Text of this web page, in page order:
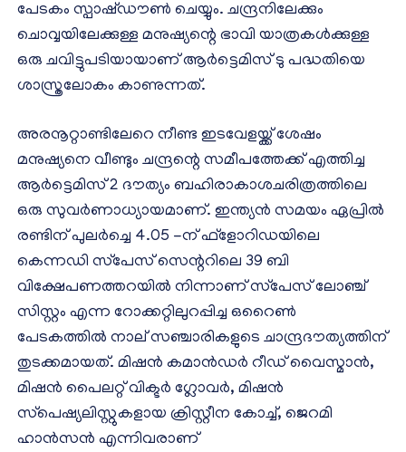
പേടകം സ്പാഷ്ഡൗൺ ചെയ്യും. ചന്ദ്രനിലേക്കും
ചൊവ്വയിലേക്കുള്ള മനുഷ്യന്റെ ഭാവി യാത്രകൾക്കുള്ള
ഒരു ചവിട്ടുപടിയായാണ് ആർട്ടെമിസ് ടു പദ്ധതിയെ
ശാസ്ത്രലോകം കാണുന്നത്.
അരനൂറ്റാണ്ടിലേറെ നീണ്ട ഇടവേളയ്ക്ക് ശേഷം
മനുഷ്യനെ വീണ്ടും ചന്ദ്രന്റെ സമീപത്തേക്ക് എത്തിച്ച
ആർട്ടെമിസ് 2 ദൗത്യം ബഹിരാകാശചരിത്രത്തിലെ
ഒരു സുവർണാധ്യായമാണ്. ഇന്ത്യൻ സമയം ഏപ്രിൽ
രണ്ടിന് പുലർച്ചെ 4.05 -ന് ഫ്‌ളോറിഡയിലെ
കെന്നഡി സ്‌പേസ് സെന്ററിലെ 39 ബി
വിക്ഷേപണത്തറയിൽ നിന്നാണ് സ്‌പേസ് ലോഞ്ച്
സിസ്റ്റം എന്ന റോക്കറ്റിലുറപ്പിച്ച ഒറൈൺ
പേടകത്തിൽ നാല് സഞ്ചാരികളുടെ ചാന്ദ്രദൗത്യത്തിന്
തുടക്കമായത്. മിഷൻ കമാൻഡർ റീഡ് വൈസ്മാൻ,
മിഷൻ പൈലറ്റ് വിക്ടർ ഗ്ലോവർ, മിഷൻ
സ്‌പെഷ്യലിസ്റ്റുകളായ ക്രിസ്റ്റീന കോച്ച്, ജെറമി
ഹാൻസൻ എന്നിവരാണ്